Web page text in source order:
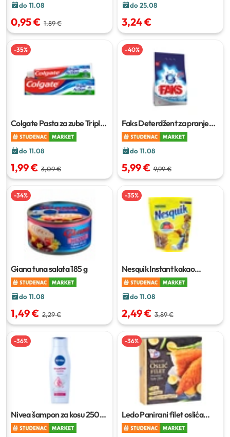
do 11.08
0,95 € 1,89 €
do 25.08
3,24 €
-35%
Colgate Pasta za zube Triple
Action100 ml
do 11.08
1,99 € 3,09 €
-40%
Faks Deterdžent za pranje
rublja1.1 kg
do 11.08
5,99 € 9,99 €
-34%
Giana tuna salata185 g
do 11.08
1,49 € 2,29 €
-35%
Nesquik Instant kakao
napitak200 g
do 11.08
2,49 € 3,89 €
-36%
Nivea šampon za kosu250
ml
-36%
Ledo Panirani filet oslića
400 g